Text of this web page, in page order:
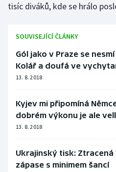
tisíc diváků, kde se hrálo
SOUVISEJÍCÍ ČLÁNKY
Gól jako v Praze se
Kolář a doufá ve
13. 8. 2018
Kyjev mi připomíná
dobrém výkonu je ale
13. 8. 2018
Ukrajinský tisk: Ztracená
zápase s minimem šancí